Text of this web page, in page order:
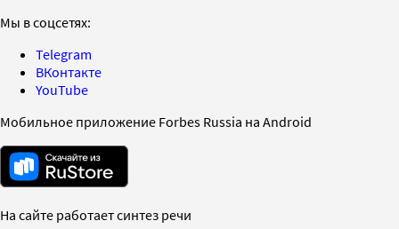
Мы в соцсетях:
Telegram
ВКонтакте
YouTube
Мобильное приложение Forbes Russia на Android
На сайте работает синтез речи